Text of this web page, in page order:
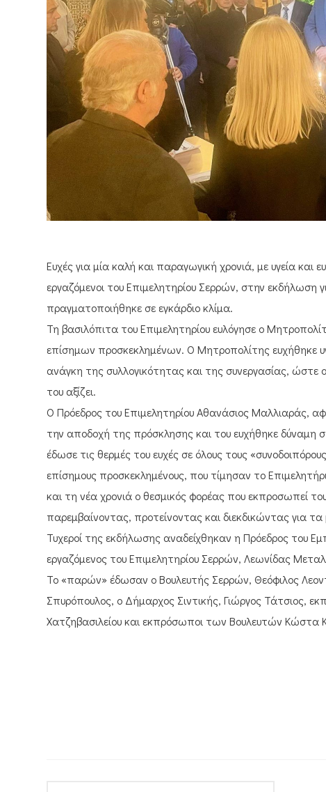
Ευχές για μία καλή και παραγωγική χρονιά, με υγεία
εργαζόμενοι του Επιμελητηρίου Σερρών, στην
πραγματοποιήθηκε σε εγκάρδιο κλίμα.
Τη βασιλόπιτα του Επιμελητηρίου ευλόγησε ο
επίσημων προσκεκλημένων. Ο Μητροπολίτης ευχήθηκε
ανάγκη της συλλογικότητας και της συνεργασίας,
του αξίζει.
Ο Πρόεδρος του Επιμελητηρίου Αθανάσιος Μαλλιαράς,
την αποδοχή της πρόσκλησης και του ευχήθηκε δύναμη
έδωσε τις θερμές του ευχές σε όλους τους
επίσημους προσκεκλημένους, που τίμησαν το
και τη νέα χρονιά ο θεσμικός φορέας που εκπροσωπεί
παρεμβαίνοντας, προτείνοντας και διεκδικώντας για τα
Τυχεροί της εκδήλωσης αναδείχθηκαν η Πρόεδρος του
εργαζόμενος του Επιμελητηρίου Σερρών, Λεωνίδας
Το «παρών» έδωσαν ο Βουλευτής Σερρών, Θεόφιλος
Σπυρόπουλος, ο Δήμαρχος Σιντικής, Γιώργος Τάτσιος,
Χατζηβασιλείου και εκπρόσωποι των Βουλευτών